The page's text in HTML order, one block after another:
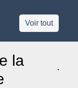
Voir tout
la